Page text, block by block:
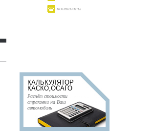
контакты
КАЛЬКУЛЯТОР
КАСКО,ОСАГО
Расчёт стоимости
страховки на Ваш
автомобиль